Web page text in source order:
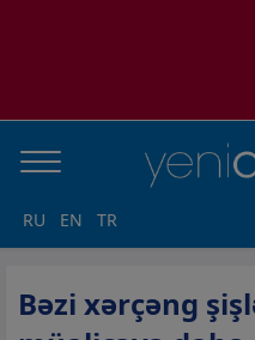
RU EN TR
Bəzi xərçəng